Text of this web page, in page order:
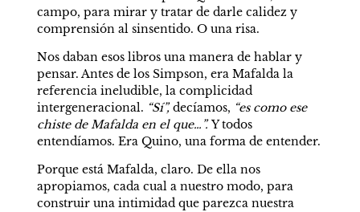
campo, para mirar y tratar de darle calidez y
comprensión al sinsentido. O una risa.
Nos daban esos libros una manera de hablar y
pensar. Antes de los Simpson, era Mafalda la
referencia ineludible, la complicidad
intergeneracional. “Sí”, decíamos, “es como ese
chiste de Mafalda en el que…”. Y todos
entendíamos. Era Quino, una forma de entender.
Porque está Mafalda, claro. De ella nos
apropiamos, cada cual a nuestro modo, para
construir una intimidad que parezca nuestra